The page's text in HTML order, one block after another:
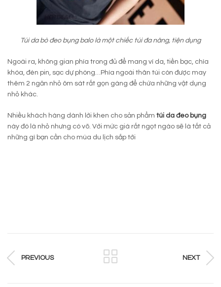
Túi da bò đeo bụng balo là một chiếc túi đa năng, tiện dụng
Ngoài ra, không gian phía trong đủ để mang ví da, tiền bạc, chìa
khóa, đèn pin, sạc dự phòng…Phía ngoài thân túi còn được may
thêm 2 ngăn nhỏ ôm sát rất gọn gàng để chứa những vật dụng
nhỏ khác.
Nhiều khách hàng dành lời khen cho sản phẩm túi da đeo bụng
này đó là nhỏ nhưng có võ. Với mức giá rất ngọt ngào sẽ là tất cả
những gì bạn cần cho mùa du lịch sắp tới
PREVIOUS NEXT